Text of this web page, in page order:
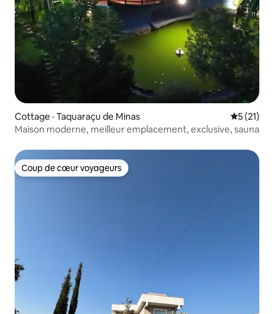
Cottage · Taquaraçu de Minas Note
5 (21)
Maison moderne, meilleur emplacement, exclusive, sauna
Coup de cœur voyageurs
Coup de cœur voyageurs